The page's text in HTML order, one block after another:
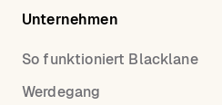
Unternehmen
So funktioniert Blacklane
Werdegang